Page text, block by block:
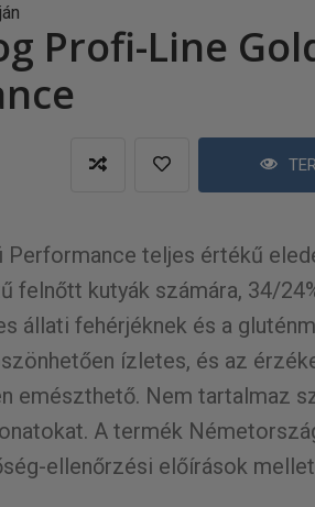
Profi-Line
Performance teljes értékű
felnőtt kutyák számára, 34/
állati fehérjéknek és a
ízletes, és az
emészthető. Nem tartalmaz
A termék
ellenőrzési előírások